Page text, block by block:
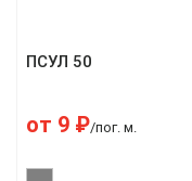
ПСУЛ 50
от 9 ₽/пог. м.